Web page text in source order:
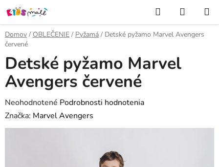
Prejsť
na
obsah
Hľadať
KOŠÍK
Domov / OBLEČENIE / Pyžamá / Detské pyžamo Marvel Avengers
červené
Detské pyžamo Marvel
Avengers červené
Priemerné
hodnotenie
produktu
Neohodnotené Podrobnosti hodnotenia
Značka: Marvel Avengers